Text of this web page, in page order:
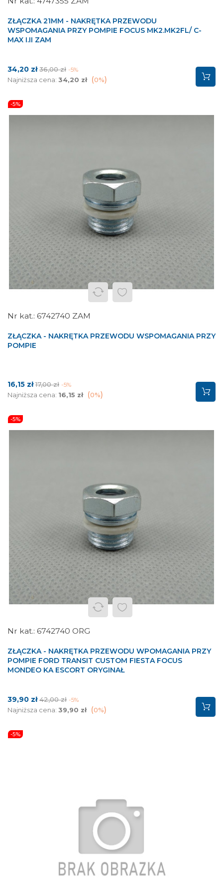
ZŁĄCZKA 21MM - NAKRĘTKA PRZEWODU
WSPOMAGANIA PRZY POMPIE FOCUS MK2.MK2FL/ C-
MAX I.II ZAM
Cena
34,20 zł Cena
podstawowa
36,00 zł -5%
Najniższa cena: 34,20 zł 0%
-5%
6742740 ZAM
ZŁĄCZKA - NAKRĘTKA PRZEWODU WSPOMAGANIA PRZY
POMPIE
Cena
16,15 złCena
podstawowa
17,00 zł -5%
Najniższa cena: 16,15 zł 0%
-5%
6742740 ORG
ZŁĄCZKA - NAKRĘTKA PRZEWODU WPOMAGANIA PRZY
POMPIE FORD TRANSIT CUSTOM FIESTA FOCUS
MONDEO KA ESCORT ORYGINAŁ
Cena
39,90 zł Cena
podstawowa
42,00 zł -5%
Najniższa cena: 39,90 zł 0%
-5%